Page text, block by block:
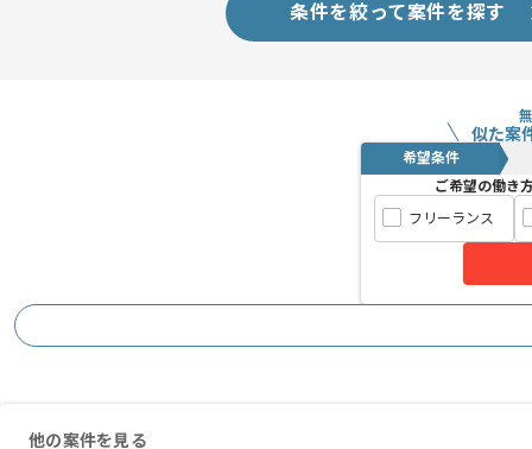
条件を絞って案件を探す
似た案
希望条件
ご希望の働き
フリーランス
他の案件を見る